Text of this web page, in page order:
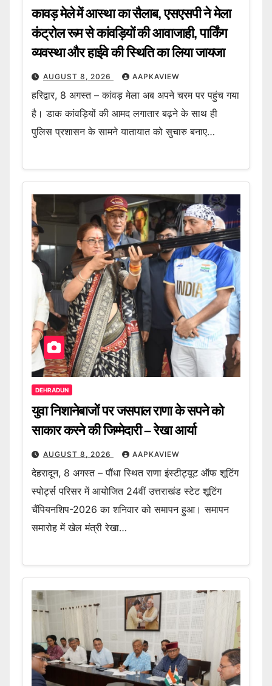
कावड़ मेले में आस्था का सैलाब, एसएसपी ने मेला
कंट्रोल रूम से कांवड़ियों की आवाजाही, पार्किंग
व्यवस्था और हाईवे की स्थिति का लिया जायजा
AUGUST 8, 2026 AAPKAVIEW
हरिद्वार, 8 अगस्त – कांवड़ मेला अब अपने चरम पर पहुंच गया
है। डाक कांवड़ियों की आमद लगातार बढ़ने के साथ ही
पुलिस प्रशासन के सामने यातायात को सुचारु बनाए…
DEHRADUN
युवा निशानेबाजों पर जसपाल राणा के सपने को
साकार करने की जिम्मेदारी – रेखा आर्या
AUGUST 8, 2026 AAPKAVIEW
देहरादून, 8 अगस्त – पौंधा स्थित राणा इंस्टीट्यूट ऑफ शूटिंग
स्पोर्ट्स परिसर में आयोजित 24वीं उत्तराखंड स्टेट शूटिंग
चैंपियनशिप-2026 का शनिवार को समापन हुआ। समापन
समारोह में खेल मंत्री रेखा…